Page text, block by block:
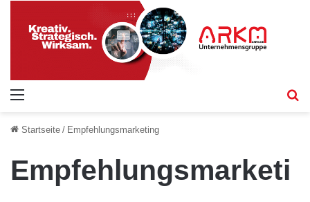
Startseite / Empfehlungsmarketing
Empfehlungsmarketi